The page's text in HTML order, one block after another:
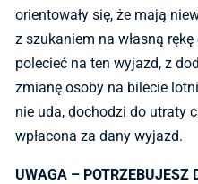
orientowały się, że mają
z szukaniem na własną
polecieć na ten wyjazd, z
zmianę osoby na bilecie
nie uda, dochodzi do utraty
wpłacona za dany wyjazd.
UWAGA – POTRZEBUJESZ